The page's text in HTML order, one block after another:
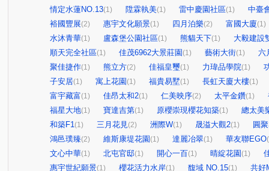
情定水蓮NO.13(1) 陞霖執美(1) 雷中慶園社區(1)
中臺
裕國豐展(2) 惠宇文化願景(1) 四月泊樂(2) 富國大廈(1)
水沐青華(1) 盧森堡公園社區(1) 熊貓天下(1)
大毅建設
順天完全社區(1) 佳茂6962大景莊園 (1) 藝術大街(1)
六
聚佳捷作(1) 熊立方(2) 佳福皇璽(1) 力瑋品學院(1)
子安居(1) 寓上花園 (1) 福貴易墅(1) 長虹天廈大樓(1)
富宇藏富(1) 佳昂太和2(1) 仁美映序(2) 太平金鑽(1)
福星大地(1) 寶達吉第(1) 原櫻崇現櫻花知築(1)
總太美
和築F1(1) 三月花見(2) 洲際W(1) 晟溢大觀2(1)
圓
鴻邑璞臻(2) 維斯康堤花園 (1) 達麗冶翠(1) 華友聯EGO
文心中華(1) 北屯官邸(1) 開心一百(1) 晴綻花園 (1)
惠宇世紀願景(1) 櫻花活力水岸(1) 馥域 NO.15(1)
共好